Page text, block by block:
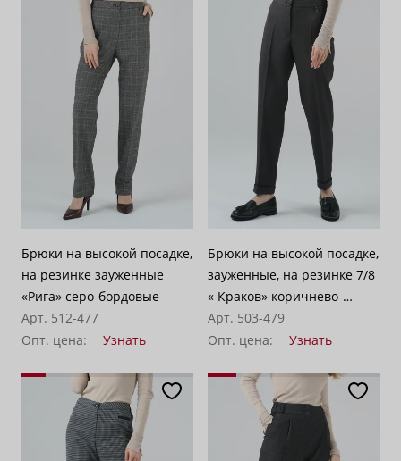
Брюки на высокой посадке,
на резинке зауженные
«Рига» серо-бордовые
Арт. 512-477
Опт. цена:
Узнать
Брюки на высокой посадке,
зауженные, на резинке 7/8
« Краков» коричнево-
серые
Арт. 503-479
Опт. цена:
Узнать